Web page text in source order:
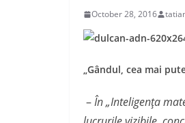
October 28, 2016
„Gândul, cea mai
–În „Inteligenţa